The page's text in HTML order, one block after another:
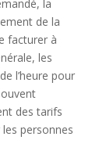
la
de la
facturer à
les
l’heure pour
des tarifs
personnes